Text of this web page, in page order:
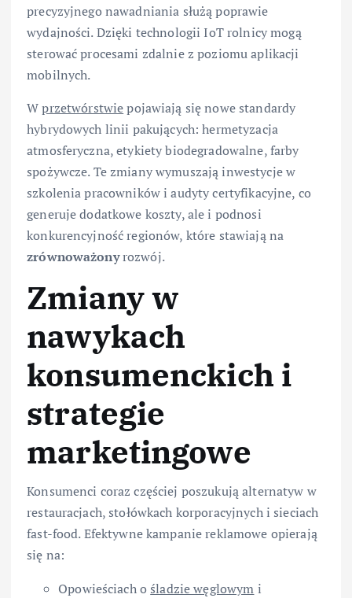
precyzyjnego nawadniania służą poprawie
wydajności. Dzięki technologii IoT rolnicy mogą
sterować procesami zdalnie z poziomu aplikacji
mobilnych.
Wprzetwórstwiepojawiają się nowe standardy
hybrydowych linii pakujących: hermetyzacja
atmosferyczna, etykiety biodegradowalne, farby
spożywcze. Te zmiany wymuszają inwestycje w
szkolenia pracowników i audyty certyfikacyjne, co
generuje dodatkowe koszty, ale i podnosi
konkurencyjność regionów, które stawiają na
zrównoważonyrozwój.
Zmiany w
nawykach
konsumenckich i
strategie
marketingowe
Konsumenci coraz częściej poszukują alternatyw w
restauracjach, stołówkach korporacyjnych i sieciach
fast-food. Efektywne kampanie reklamowe opierają
się na:
Opowieściach ośladzie węglowym i